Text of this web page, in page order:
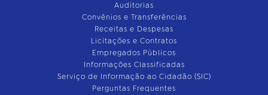
Auditorias
Convênios e Transferências
Receitas e Despesas
Licitações e Contratos
Empregados Públicos
Informações Classificadas
Serviço de Informação ao Cidadão (SIC)
Perguntas Frequentes